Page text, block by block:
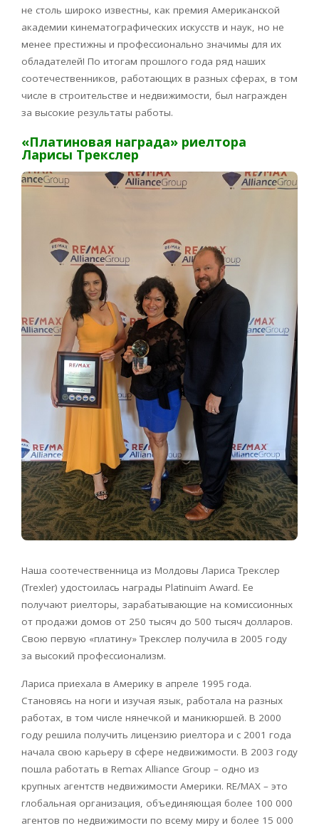
не столь широко известны, как премия Американской
академии кинематографических искусств и наук, но не
менее престижны и профессионально значимы для их
обладателей! По итогам прошлого года ряд наших
соотечественников, работающих в разных сферах, в том
числе в строительстве и недвижимости, был награжден
за высокие результаты работы.
«Платиновая награда» риелтора
Ларисы Трекслер
Наша соотечественница из Молдовы Лариса Трекслер
(Trexler) удостоилась награды Platinuim Award. Ее
получают риелторы, зарабатывающие на комиссионных
от продажи домов от 250 тысяч до 500 тысяч долларов.
Свою первую «платину» Трекслер получила в 2005 году
за высокий профессионализм.
Лариса приехала в Америку в апреле 1995 года.
Становясь на ноги и изучая язык, работала на разных
работах, в том числе нянечкой и маникюршей. В 2000
году решила получить лицензию риелтора и с 2001 года
начала свою карьеру в сфере недвижимости. В 2003 году
пошла работать в Remax Alliance Group – одно из
крупных агентств недвижимости Америки. RE/MAX – это
глобальная организация, объединяющая более 100 000
агентов по недвижимости по всему миру и более 15 000